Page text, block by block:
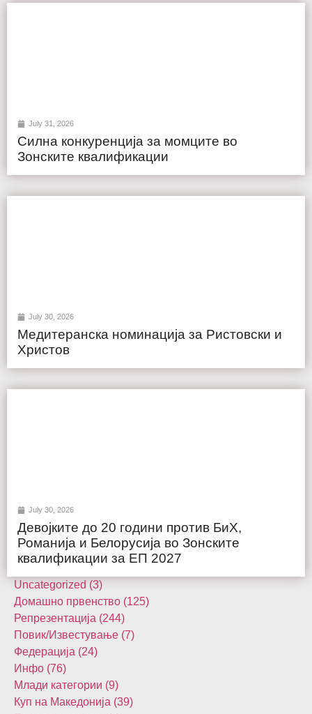
July 31, 2026
Силна конкуренција за момците во
Зонските квалификации
July 30, 2026
Медитеранска номинација за Ристовски и
Христов
July 30, 2026
Девојките до 20 години против БиХ,
Романија и Белорусија во Зонските
квалификации за ЕП 2027
Uncategorized (3)
Домашнo првенство (125)
Репрезентација (244)
Повик/Известување (7)
Федерација (24)
Инфо (76)
Млади категории (9)
Куп на Македонија (39)